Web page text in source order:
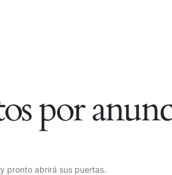
por
pronto abrirá sus puertas.